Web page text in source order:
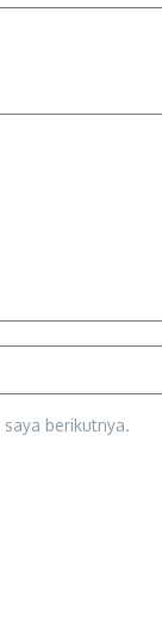
berikutnya.